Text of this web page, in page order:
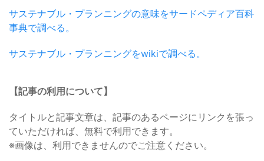
サステナブル・プランニングの意味をサードペディア百科
事典で調べる。
サステナブル・プランニングをwikiで調べる。
【記事の利用について】
タイトルと記事文章は、記事のあるページにリンクを張っ
ていただければ、無料で利用できます。
※画像は、利用できませんのでご注意ください。